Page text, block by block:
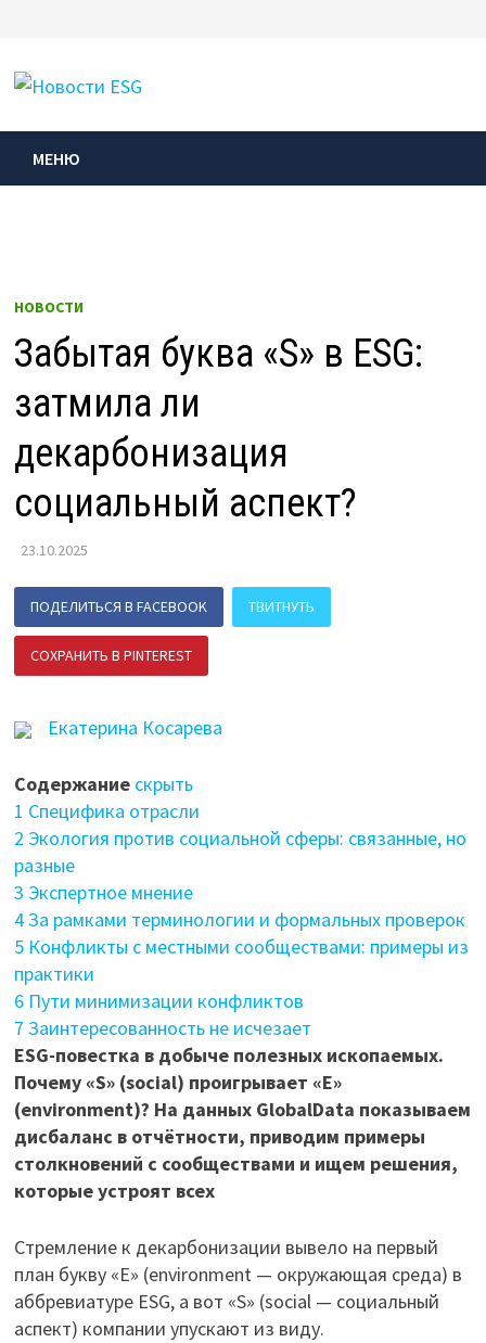
содержимому
МЕНЮ
НОВОСТИ
Забытая буква «S» в ESG:
затмила ли
декарбонизация
социальный аспект?
23.10.2025
ПОДЕЛИТЬСЯ В FACEBOOK ТВИТНУТЬ
СОХРАНИТЬ В PINTEREST
Екатерина Косарева
Содержание скрыть
1 Специфика отрасли
2 Экология против социальной сферы: связанные, но
разные
3 Экспертное мнение
4За рамками терминологии и формальных проверок
5 Конфликты с местными сообществами: примеры из
практики
6 Пути минимизации конфликтов
7 Заинтересованность не исчезает
ESG-повестка в добыче полезных ископаемых.
Почему «S» (social) проигрывает «E»
(environment)? На данных GlobalData показываем
дисбаланс в отчётности, приводим примеры
столкновений с сообществами и ищем решения,
которые устроят всех
Стремление к декарбонизации вывело на первый
план букву «E» (environment — окружающая среда) в
аббревиатуре ESG, а вот «S» (social — социальный
аспект) компании упускают из виду.